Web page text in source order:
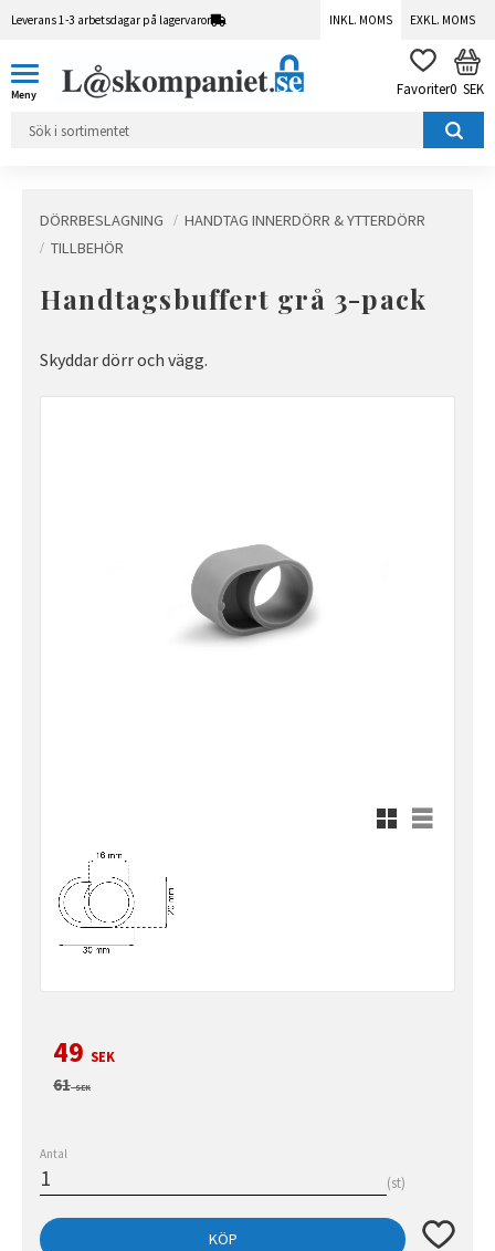
Leverans 1-3 arbetsdagar på lagervaror INKL. MOMS EXKL. MOMS
FAVORITER
0 SEK
DÖRRBESLAGNING
HANDTAG INNERDÖRR & YTTERDÖRR
TILLBEHÖR
Handtagsbuffert grå 3-pack
Skyddar dörr och vägg.
Rutnätsvy
Listvy
Nedsatt pris:
49 SEK
Ordinarie pris:
61SEK
Antal
st
KÖP Lägg till